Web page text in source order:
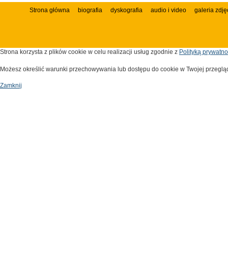
Strona główna biografia dyskografia audio i video galeria
Strona korzysta z plików cookie w celu realizacji usług zgodnie z Polityką
Możesz określić warunki przechowywania lub dostępu do cookie w Twojej
Zamknij